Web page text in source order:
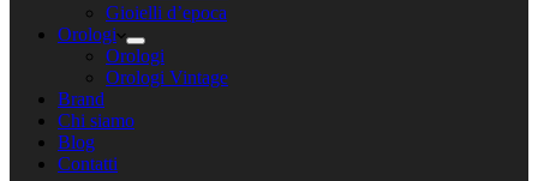
Gioielli d’epoca
Orologi
Orologi
Orologi Vintage
Brand
Chi siamo
Blog
Contatti